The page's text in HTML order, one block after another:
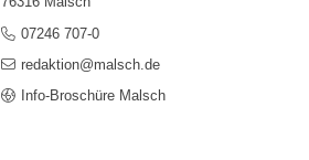
07246 707-0
redaktion@malsch.de
Info-Broschüre Malsch